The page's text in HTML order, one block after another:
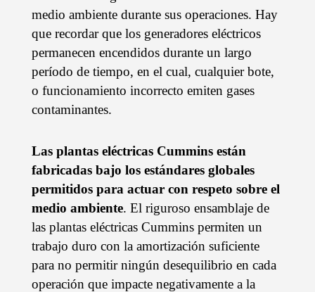
medio ambiente durante sus operaciones. Hay
que recordar que los generadores eléctricos
permanecen encendidos durante un largo
período de tiempo, en el cual, cualquier bote,
o funcionamiento incorrecto emiten gases
contaminantes.
Las plantas eléctricas Cummins están
fabricadas bajo los estándares globales
permitidos para actuar con respeto sobre el
medio ambiente. El riguroso ensamblaje de
las plantas eléctricas Cummins permiten un
trabajo duro con la amortización suficiente
para no permitir ningún desequilibrio en cada
operación que impacte negativamente a la